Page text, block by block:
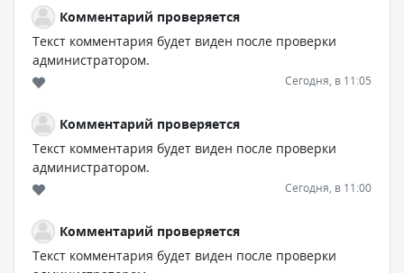
Комментарий проверяется
Текст комментария будет виден после проверки
администратором.
Сегодня, в 11:05
Комментарий проверяется
Текст комментария будет виден после проверки
администратором.
Сегодня, в 11:00
Комментарий проверяется
Текст комментария будет виден после проверки